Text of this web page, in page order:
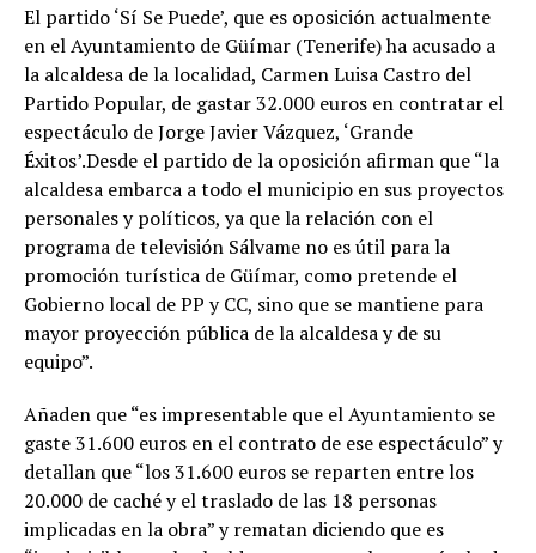
El partido ‘Sí Se Puede’, que es oposición actualmente
en el Ayuntamiento de Güímar (Tenerife) ha acusado a
la alcaldesa de la localidad, Carmen Luisa Castro del
Partido Popular, de gastar 32.000 euros en contratar el
espectáculo de Jorge Javier Vázquez, ‘Grande
Éxitos’.Desde el partido de la oposición afirman que “la
alcaldesa embarca a todo el municipio en sus proyectos
personales y políticos, ya que la relación con el
programa de televisión Sálvame no es útil para la
promoción turística de Güímar, como pretende el
Gobierno local de PP y CC, sino que se mantiene para
mayor proyección pública de la alcaldesa y de su
equipo”.
Añaden que “es impresentable que el Ayuntamiento se
gaste 31.600 euros en el contrato de ese espectáculo” y
detallan que “los 31.600 euros se reparten entre los
20.000 de caché y el traslado de las 18 personas
implicadas en la obra” y rematan diciendo que es